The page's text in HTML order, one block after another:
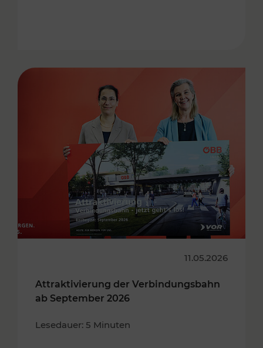
11.05.2026
Attraktivierung der Verbindungsbahn
ab September 2026
Lesedauer: 5 Minuten